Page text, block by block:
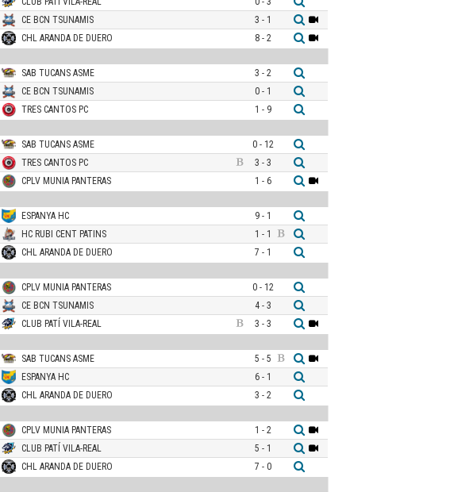
CE BCN TSUNAMIS
3 - 1
CHL ARANDA DE DUERO
8 - 2
SAB TUCANS ASME
3 - 2
CE BCN TSUNAMIS
0 - 1
TRES CANTOS PC
1 - 9
SAB TUCANS ASME
0 - 12
TRES CANTOS PC
3 - 3
CPLV MUNIA PANTERAS
1 - 6
ESPANYA HC
9 - 1
HC RUBI CENT PATINS
1 - 1
CHL ARANDA DE DUERO
7 - 1
CPLV MUNIA PANTERAS
0 - 12
CE BCN TSUNAMIS
4 - 3
CLUB PATÍ VILA-REAL
3 - 3
SAB TUCANS ASME
5 - 5
ESPANYA HC
6 - 1
CHL ARANDA DE DUERO
3 - 2
CPLV MUNIA PANTERAS
1 - 2
CLUB PATÍ VILA-REAL
5 - 1
CHL ARANDA DE DUERO
7 - 0